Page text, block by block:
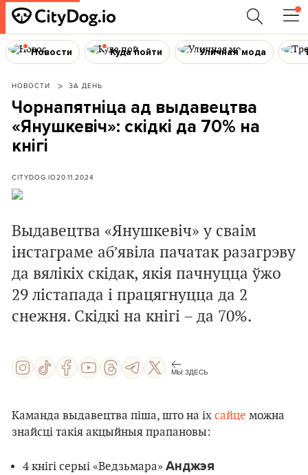
Новости Куда пойти Уличная мода
НОВОСТИ ЗА ДЕНЬ
Чорнапятніца ад выдавецтва
«Янушкевіч»: скідкі да 70% на
кнігі
CITYDOG.IO20.11.2024
Выдавецтва «Янушкевіч» у сваім
інстаграме аб’явіла пачатак разагрэву
да вялікіх скідак, якія пачнуцца ўжо
29 лістапада і працягнуцца да 2
снежня. Скідкі на кнігі – да 70%.
МЫ ЗДЕСЬ
Каманда выдавецтва піша, што на іх сайце можна
знайсці такія акцыйныя прапановы:
4 кнігі серыі «Ведзьмара» Анджэя